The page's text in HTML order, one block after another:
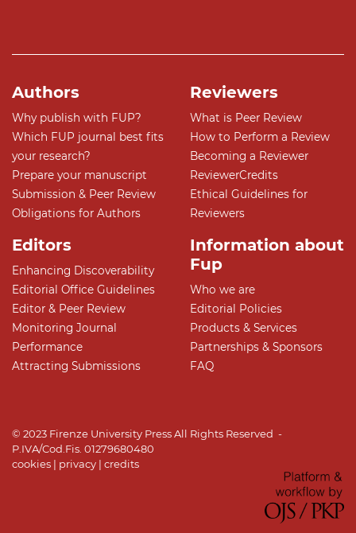
Authors
Why publish with FUP?
Which FUP journal best fits
your research?
Prepare your manuscript
Submission & Peer Review
Obligations for Authors
Reviewers
What is Peer Review
How to Perform a Review
Becoming a Reviewer
ReviewerCredits
Ethical Guidelines for
Reviewers
Editors
Enhancing Discoverability
Editorial Office Guidelines
Editor & Peer Review
Monitoring Journal
Performance
Attracting Submissions
Information about
Fup
Who we are
Editorial Policies
Products & Services
Partnerships & Sponsors
FAQ
© 2023 Firenze University Press All Rights Reserved -
P.IVA/Cod.Fis. 01279680480
cookies | privacy | credits